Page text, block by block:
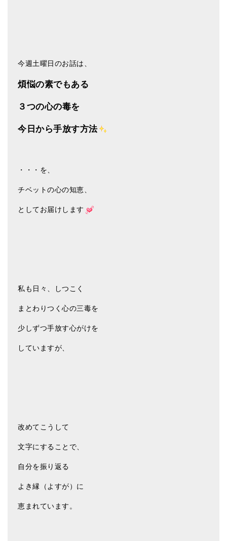
LINEお友だち登録
お客様の声
特商法の表記
今週土曜日のお話は、
煩悩の素でもある
３つの心の毒を
今日から手放す方法
・・・を、
チベットの心の知恵、
としてお届けします
私も日々、しつこく
まとわりつく心の三毒を
少しずつ手放す心がけを
していますが、
改めてこうして
文字にすることで、
自分を振り返る
よき縁（よすが）に
恵まれています。